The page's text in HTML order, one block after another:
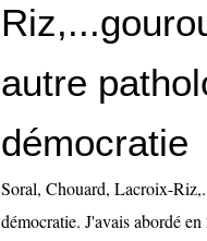
autre
démocratie
Soral, Chouard, Lacroix-
démocratie. J'avais abordé